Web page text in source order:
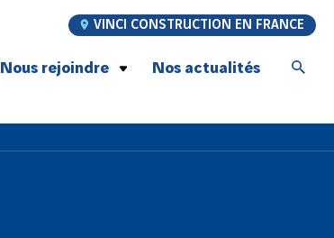
VINCI CONSTRUCTION EN FRANCE
Nous rejoindre
Postulez à nos offres d’emploi
Nos actualités